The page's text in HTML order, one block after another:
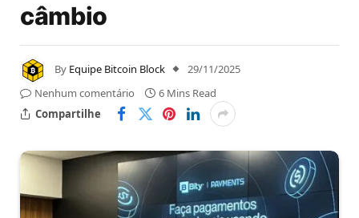
câmbio
By Equipe Bitcoin Block
29/11/2025
Nenhum comentário
6 Mins Read
Compartilhe